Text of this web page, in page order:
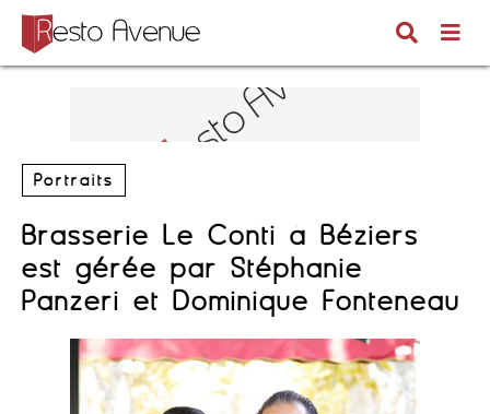
Portraits
Brasserie Le Conti à Béziers
est gérée par Stéphanie
Panzeri et Dominique Fonteneau